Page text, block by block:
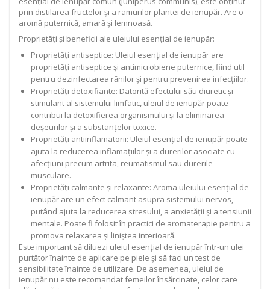
prin distilarea fructelor și a ramurilor plantei de ienupăr. Are o
aromă puternică, amară și lemnoasă.
Proprietăți și beneficii ale uleiului esențial de ienupăr:
Proprietăți antiseptice: Uleiul esențial de ienupăr are
proprietăți antiseptice și antimicrobiene puternice, fiind util
pentru dezinfectarea rănilor și pentru prevenirea infecțiilor.
Proprietăți detoxifiante: Datorită efectului său diuretic și
stimulant al sistemului limfatic, uleiul de ienupăr poate
contribui la detoxifierea organismului și la eliminarea
deșeurilor și a substanțelor toxice.
Proprietăți antiinflamatorii: Uleiul esențial de ienupăr poate
ajuta la reducerea inflamațiilor și a durerilor asociate cu
afecțiuni precum artrita, reumatismul sau durerile
musculare.
Proprietăți calmante și relaxante: Aroma uleiului esențial de
ienupăr are un efect calmant asupra sistemului nervos,
putând ajuta la reducerea stresului, a anxietății și a tensiunii
mentale. Poate fi folosit în practici de aromaterapie pentru a
promova relaxarea și liniștea interioară.
Este important să diluezi uleiul esențial de ienupăr într-un ulei
purtător înainte de aplicare pe piele și să faci un test de
sensibilitate înainte de utilizare. De asemenea, uleiul de
ienupăr nu este recomandat femeilor însărcinate, celor care